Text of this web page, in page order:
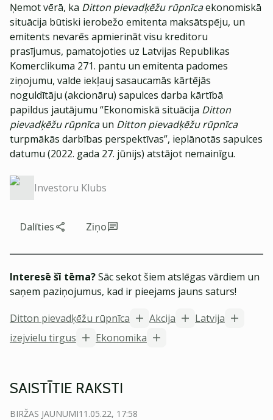
Ņemot vērā, ka Ditton pievadķēžu rūpnīcaekonomiskā
situācija būtiski ierobežo emitenta maksātspēju, un
emitents nevarēs apmierināt visu kreditoru
prasījumus, pamatojoties uz Latvijas Republikas
Komerclikuma 271. pantu un emitenta padomes
ziņojumu, valde iekļauj sasaucamās kārtējās
noguldītāju (akcionāru) sapulces darba kārtībā
papildus jautājumu “Ekonomiskā situācija Ditton
pievadķēžu rūpnīcaun Ditton pievadķēžu rūpnīca
turpmākās darbības perspektīvas”, ieplānotās sapulces
datumu (2022. gada 27. jūnijs) atstājot nemainīgu.
Investoru Klubs
Dalīties Ziņo
Interesē šī tēma?Sāc sekot šiem atslēgas vārdiem un
saņem paziņojumus, kad ir pieejams jauns saturs!
Ditton pievadķēžu rūpnīca
Akcija
Latvija
izejvielu tirgus
Ekonomika
SAISTĪTIE RAKSTI
BIRŽAS JAUNUMI11.05.22, 17:58